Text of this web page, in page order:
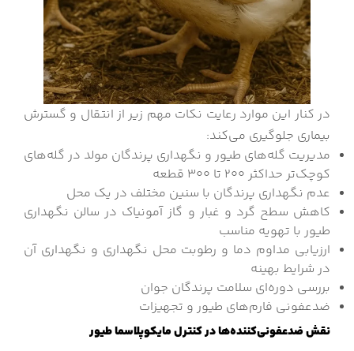
در کنار این موارد رعایت نکات مهم زیر از انتقال و گسترش
بیماری جلوگیری می‌کند:
مدیریت گله‌های طیور و نگهداری پرندگان مولد در گله‌های
کوچک‌تر حداکثر ۲۰۰ تا ۳۰۰ قطعه
عدم نگهداری پرندگان با سنین مختلف در یک محل
کاهش سطح گرد و غبار و گاز آمونیاک در سالن نگهداری
طیور با تهویه مناسب
ارزیابی مداوم دما و رطوبت محل نگهداری و نگهداری آن
در شرایط بهینه
بررسی دوره‌ای سلامت پرندگان جوان
ضدعفونی فارم‌های طیور و تجهیزات
نقش ضدعفونی‌کننده‌ها در کنترل مایکوپلاسما طیور